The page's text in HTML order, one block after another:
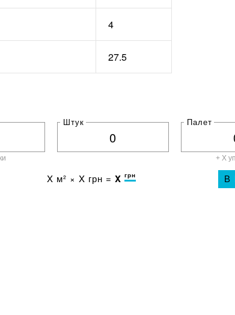
4
27.5
Штук Палет
+ X
X м² × X грн = X грн В